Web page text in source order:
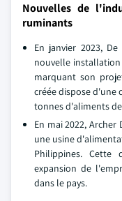
Nouvelles de
ruminants
En janvier 2023,
nouvelle
marquant son
créée dispose d'une
tonnes d'aliments
En mai 2022, Archer
une usine
Philippines. Cette
expansion de
dans le pays.